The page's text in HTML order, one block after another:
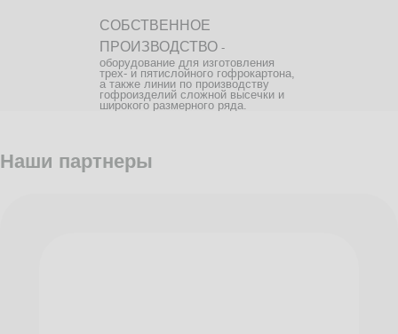
СОБСТВЕННОЕ
ПРОИЗВОДСТВО -
оборудование для изготовления
трех- и пятислойного гофрокартона,
а также линии по производству
гофроизделий сложной высечки и
широкого размерного ряда.
Наши партнеры